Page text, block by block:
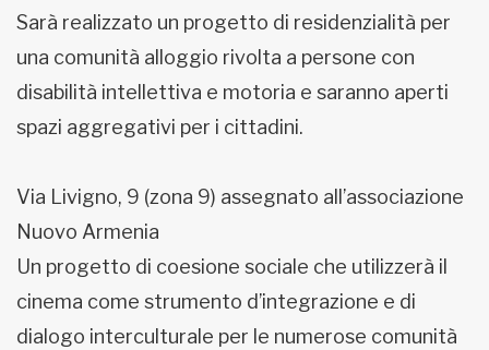
Sarà realizzato un progetto di residenzialità per
una comunità alloggio rivolta a persone con
disabilità intellettiva e motoria e saranno aperti
spazi aggregativi per i cittadini.
Via Livigno, 9 (zona 9) assegnato all’associazione
Nuovo Armenia
Un progetto di coesione sociale che utilizzerà il
cinema come strumento d’integrazione e di
dialogo interculturale per le numerose comunità